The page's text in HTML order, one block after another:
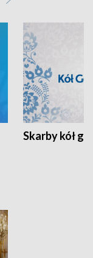
Skarby kół